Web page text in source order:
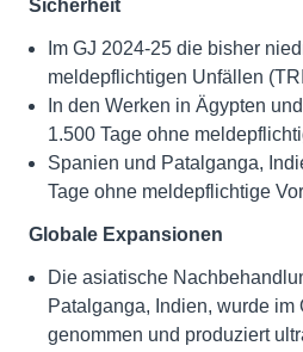
Sicherheit
Im GJ 2024-25 die bisher
meldepflichtigen Unfällen
In den Werken in Ägypten
1.500 Tage ohne
Spanien und Patalganga,
Tage ohne meldepflichtige
Globale Expansionen
Die asiatische
Patalganga, Indien, wurde im
genommen und produziert